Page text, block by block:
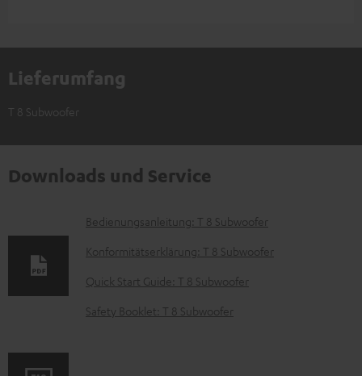
Lieferumfang
T 8 Subwoofer
Downloads und Service
D
o
m
Bedienungsanleitung: T 8 Subwoofer
Konformitätserklärung: T 8 Subwoofer
Quick Start Guide: T 8 Subwoofer
Safety Booklet: T 8 Subwoofer